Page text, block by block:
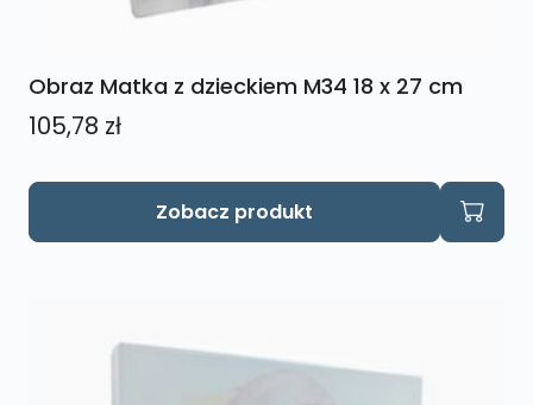
Obraz Matka z dzieckiem M34 18 x 27 cm
105,78 zł
Zobacz produkt